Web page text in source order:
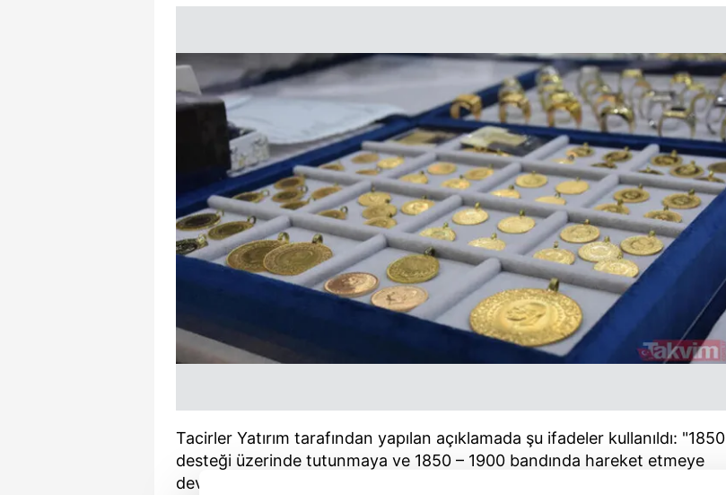
Tacirler Yatırım tarafından yapılan açıklamada şu ifadeler kullanıldı: "1850
desteği üzerinde tutunmaya ve 1850 – 1900 bandında hareket etmeye
devam eden ons altın, Cuma günü 1860 – 1880 seviyeleri arasında dar bir